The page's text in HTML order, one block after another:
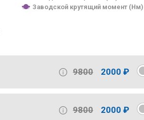
Заводской крутящий момент (Нм)
9800 2000 ₽
9800 2000 ₽